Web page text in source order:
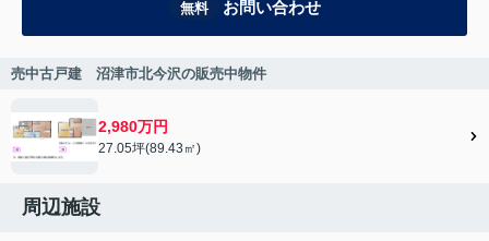
無料 お問い合わせ
売中古戸建 沼津市北今沢の販売中物件
2,980万円
27.05坪(89.43㎡)
周辺施設